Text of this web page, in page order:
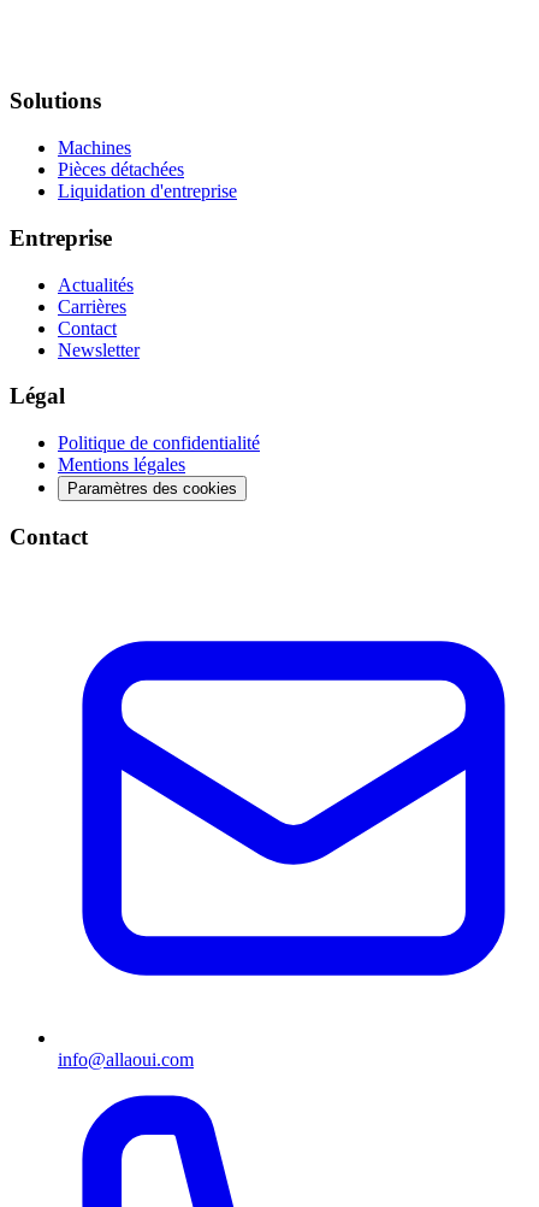
Solutions
Machines
Pièces détachées
Liquidation d'entreprise
Entreprise
Actualités
Carrières
Contact
Newsletter
Légal
Politique de confidentialité
Mentions légales
Paramètres des cookies
Contact
info@allaoui.com